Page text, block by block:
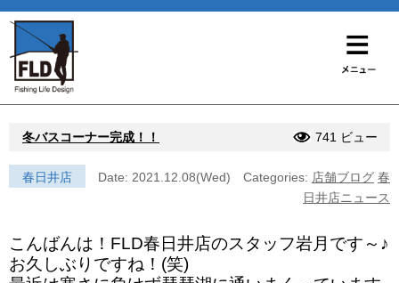
冬バスコーナー完成！！ 741 ビュー
春日井店 Date: 2021.12.08(Wed) Categories: 店舗ブログ 春
日井店ニュース
こんばんは！FLD春日井店のスタッフ岩月です～♪
お久しぶりですね！(笑)